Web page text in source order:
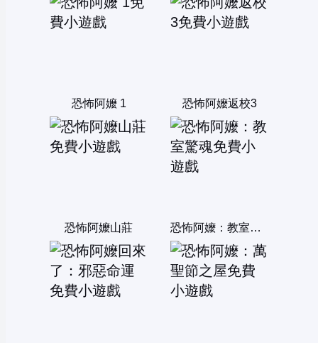
恐怖阿嬤 1 恐怖阿嬤返校3
恐怖阿嬤山莊 恐怖阿嬤：教室驚魂